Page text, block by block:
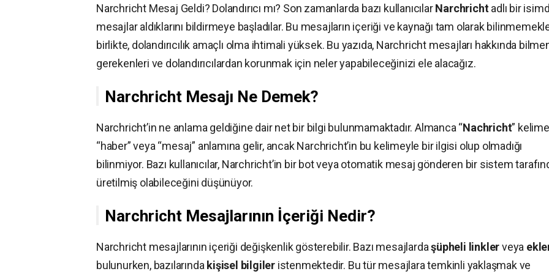
Narchricht Mesaj Geldi? Dolandırıcı mı? Son zamanlarda bazı kullanıcılarNarchrichtadlı bir
mesajlar aldıklarını bildirmeye başladılar. Bu mesajların içeriği ve kaynağı tam olarak
birlikte, dolandırıcılık amaçlı olma ihtimali yüksek. Bu yazıda, Narchricht mesajları hakkında
gerekenleri ve dolandırıcılardan korunmak için neler yapabileceğinizi ele alacağız.
Narchricht Mesajı Ne Demek?
Narchricht’in ne anlama geldiğine dair net bir bilgi bulunmamaktadır. Almanca “Nachricht”
“haber” veya “mesaj” anlamına gelir, ancak Narchricht’in bu kelimeyle bir ilgisi olup olmadığı
bilinmiyor. Bazı kullanıcılar, Narchricht’in bir bot veya otomatik mesaj gönderen bir sistem
üretilmiş olabileceğini düşünüyor.
Narchricht Mesajlarının İçeriği Nedir?
Narchricht mesajlarının içeriği değişkenlik gösterebilir. Bazı mesajlardaşüpheli linklerveya
bulunurken, bazılarında kişisel bilgiler istenmektedir. Bu tür mesajlara temkinli yaklaşmak ve